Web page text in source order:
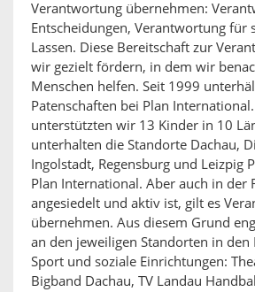
Verantwortung übernehmen:
Entscheidungen, Verantwortung für
Lassen. Diese Bereitschaft zur
wir gezielt fördern, in dem wir
Menschen helfen. Seit 1999
Patenschaften bei Plan
unterstützten wir 13 Kinder in 10
unterhalten die Standorte Dachau,
Ingolstadt, Regensburg und Leizpig
Plan International. Aber auch in der
angesiedelt und aktiv ist, gilt es
übernehmen. Aus diesem Grund
an den jeweiligen Standorten in den
Sport und soziale Einrichtungen:
Bigband Dachau, TV Landau